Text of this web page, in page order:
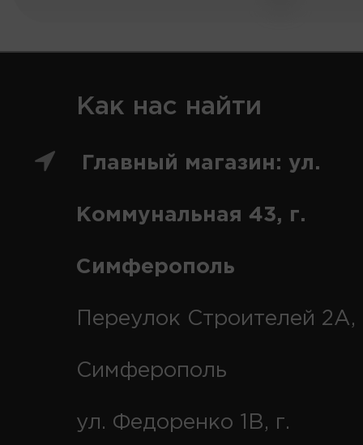
Как нас найти
Главный магазин: ул.
Коммунальная 43, г.
Симферополь
Переулок Строителей 2А,
Симферополь
ул. Федоренко 1В, г.